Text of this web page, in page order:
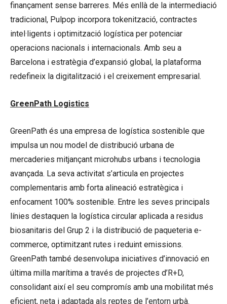
finançament sense barreres. Més enllà de la intermediació
tradicional, Pulpop incorpora tokenització, contractes
intel·ligents i optimització logística per potenciar
operacions nacionals i internacionals. Amb seu a
Barcelona i estratègia d’expansió global, la plataforma
redefineix la digitalització i el creixement empresarial.
GreenPath Logistics
GreenPath és una empresa de logística sostenible que
impulsa un nou model de distribució urbana de
mercaderies mitjançant microhubs urbans i tecnologia
avançada. La seva activitat s’articula en projectes
complementaris amb forta alineació estratègica i
enfocament 100% sostenible. Entre les seves principals
línies destaquen la logística circular aplicada a residus
biosanitaris del Grup 2 i la distribució de paqueteria e-
commerce, optimitzant rutes i reduint emissions.
GreenPath també desenvolupa iniciatives d’innovació en
última milla marítima a través de projectes d’R+D,
consolidant així el seu compromís amb una mobilitat més
eficient, neta i adaptada als reptes de l’entorn urbà.